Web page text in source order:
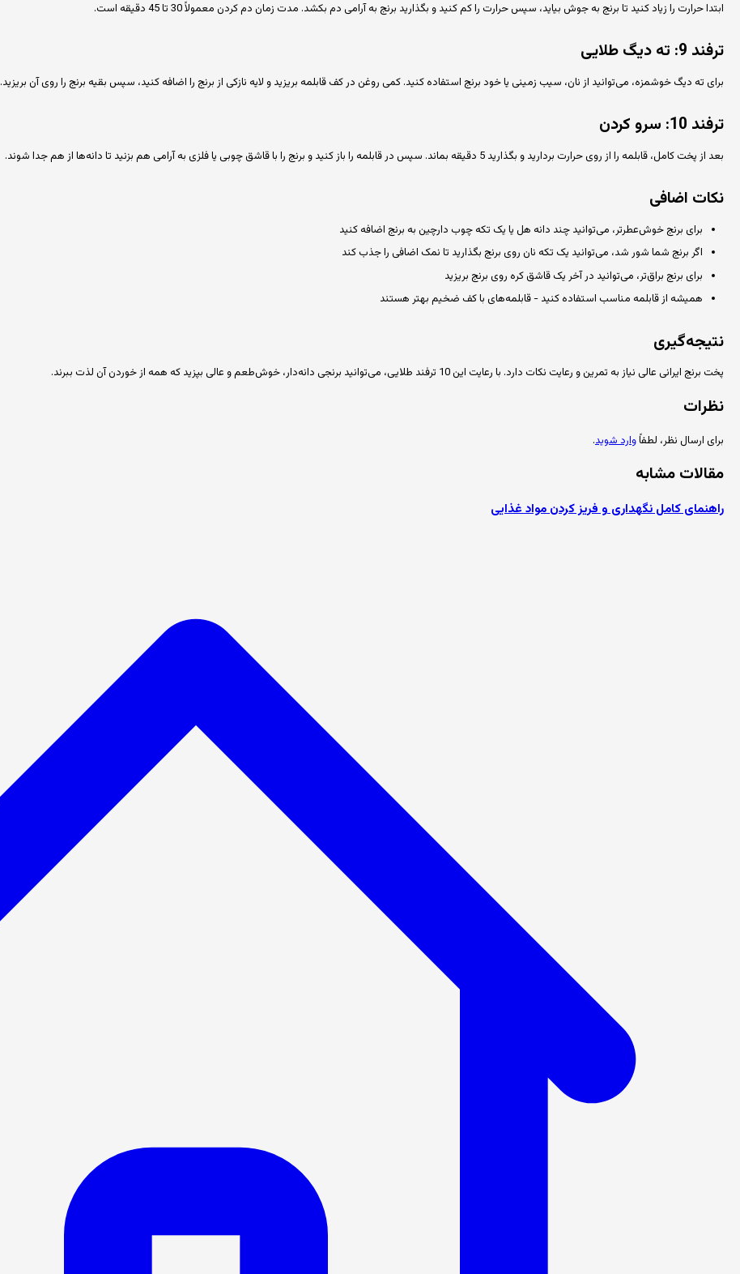
ابتدا حرارت را زیاد کنید تا برنج به جوش بیاید، سپس حرارت را کم کنید و بگذارید برنج به آرامی دم بکشد. مدت زمان دم کردن معمولاً 30 تا 45 دقیقه است.
ترفند 9: ته دیگ طلایی
برای ته دیگ خوشمزه، می‌توانید از نان، سیب زمینی یا خود برنج استفاده کنید. کمی روغن در کف قابلمه بریزید و لایه نازکی از برنج را اضافه کنید، سپس بقیه برنج را روی آن بریزید.
ترفند 10: سرو کردن
بعد از پخت کامل، قابلمه را از روی حرارت بردارید و بگذارید 5 دقیقه بماند. سپس در قابلمه را باز کنید و برنج را با قاشق چوبی یا فلزی به آرامی هم بزنید تا دانه‌ها از هم جدا شوند.
نکات اضافی
برای برنج خوش‌عطرتر، می‌توانید چند دانه هل یا یک تکه چوب دارچین به برنج اضافه کنید
اگر برنج شما شور شد، می‌توانید یک تکه نان روی برنج بگذارید تا نمک اضافی را جذب کند
برای برنج براق‌تر، می‌توانید در آخر یک قاشق کره روی برنج بریزید
همیشه از قابلمه مناسب استفاده کنید - قابلمه‌های با کف ضخیم بهتر هستند
نتیجه‌گیری
پخت برنج ایرانی عالی نیاز به تمرین و رعایت نکات دارد. با رعایت این 10 ترفند طلایی، می‌توانید برنجی دانه‌دار، خوش‌طعم و عالی بپزید که همه از خوردن آن لذت ببرند.
نظرات
برای ارسال نظر، لطفاًوارد شوید.
مقالات مشابه
راهنمای کامل نگهداری و فریز کردن مواد غذایی